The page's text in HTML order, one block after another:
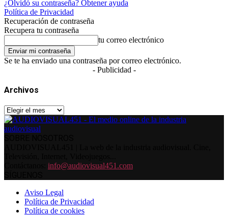
¿Olvidó su contraseña? Obtener ayuda
Política de Privacidad
Recuperación de contraseña
Recupera tu contraseña
tu correo electrónico
Se te ha enviado una contraseña por correo electrónico.
- Publicidad -
Archivos
Archivos
info@audiovisual451.com
Aviso Legal
Política de Privacidad
Política de cookies